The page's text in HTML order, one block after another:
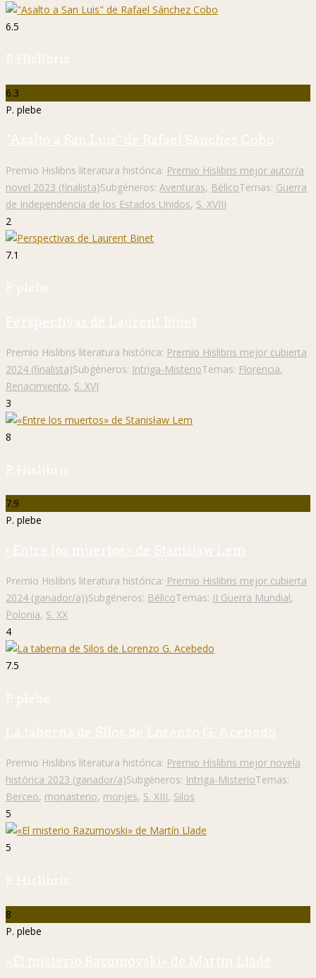
6.5
P. Hislibris
6.3
P. plebe
"Asalto a San Luis" de Rafael Sánchez Cobo
Premio Hislibris literatura histórica: Premio Hislibris mejor autor/a
novel 2023 (finalista)Subgéneros: Aventuras, BélicoTemas: Guerra
de Independencia de los Estados Unidos, S. XVIII
2
7.1
P. plebe
Perspectivas de Laurent Binet
Premio Hislibris literatura histórica: Premio Hislibris mejor cubierta
2024 (finalista)Subgéneros: Intriga-MisterioTemas: Florencia,
Renacimiento, S. XVI
3
8
P. Hislibris
7.9
P. plebe
«Entre los muertos» de Stanisław Lem
Premio Hislibris literatura histórica: Premio Hislibris mejor cubierta
2024 (ganador/a))Subgéneros: BélicoTemas: II Guerra Mundial,
Polonia, S. XX
4
7.5
P. plebe
La taberna de Silos de Lorenzo G. Acebedo
Premio Hislibris literatura histórica: Premio Hislibris mejor novela
histórica 2023 (ganador/a)Subgéneros: Intriga-MisterioTemas:
Berceo, monasterio, monjes, S. XIII, Silos
5
5
P. Hislibris
8
P. plebe
«El misterio Razumovski» de Martín Llade